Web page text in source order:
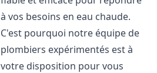
à vos besoins en eau chaude.
C'est pourquoi notre équipe de
plombiers expérimentés est à
votre disposition pour vous